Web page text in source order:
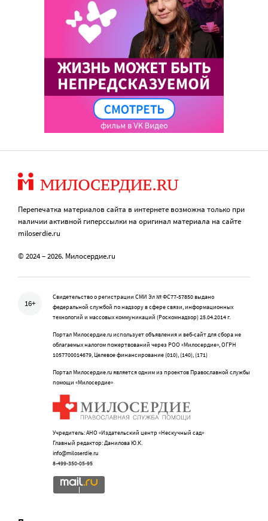
Перепечатка материалов сайта в интернете возможна только при
наличии активной гиперссылки на оригинал материала на сайте
miloserdie.ru
© 2024 – 2026. Милосердие.ru
16+
Свидетельство о регистрации СМИ Эл № ФС77-57850 выдано
федеральной службой по надзору в сфере связи, информационных
технологий и массовых коммуникаций (Роскомнадзор) 25.04.2014 г.
Портал Милосердие.ru использует объявления и веб-сайт для сбора не
облагаемых налогом пожертвований через РОО «Милосердие», ОГРН
1057700014679, Целевое финансирование (010), (140), (171)
Портал Милосердие.ru является одним из проектов Православной службы
помощи «Милосердие»
Учредитель: АНО «Издательский центр «Нескучный сад»
Главный редактор: Данилова Ю.К.
info@miloserdie.ru
8-499-350-05-95